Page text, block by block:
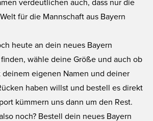
verdeutlichen auch, dass nur die
für die Mannschaft aus Bayern
heute an dein neues Bayern
wähle deine Größe und auch ob
eigenen Namen und deiner
haben willst und bestell es direkt
kümmern uns dann um den Rest.
noch? Bestell dein neues Bayern